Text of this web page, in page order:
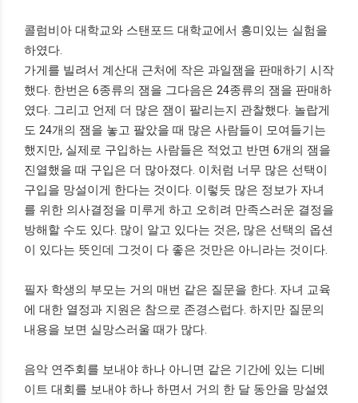
콜럼비아 대학교와 스탠포드 대학교에서 흥미있는 실험을
하였다.
가게를 빌려서 계산대 근처에 작은 과일잼을 판매하기 시작
했다. 한번은 6종류의 잼을 그다음은 24종류의 잼을 판매하
였다. 그리고 언제 더 많은 잼이 팔리는지 관찰했다. 놀랍게
도 24개의 잼을 놓고 팔았을 때 많은 사람들이 모여들기는
했지만, 실제로 구입하는 사람들은 적었고 반면 6개의 잼을
진열했을 때 구입은 더 많아졌다. 이처럼 너무 많은 선택이
구입을 망설이게 한다는 것이다. 이렇듯 많은 정보가 자녀
를 위한 의사결정을 미루게 하고 오히려 만족스러운 결정을
방해할 수도 있다. 많이 알고 있다는 것은, 많은 선택의 옵션
이 있다는 뜻인데 그것이 다 좋은 것만은 아니라는 것이다.
필자 학생의 부모는 거의 매번 같은 질문을 한다. 자녀 교육
에 대한 열정과 지원은 참으로 존경스럽다. 하지만 질문의
내용을 보면 실망스러울 때가 많다.
음악 연주회를 보내야 하나 아니면 같은 기간에 있는 디베
이트 대회를 보내야 하나 하면서 거의 한 달 동안을 망설였